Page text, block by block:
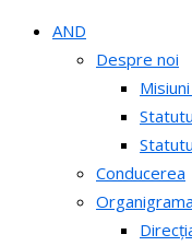
AND
Despre noi
Conducerea
Organigrama